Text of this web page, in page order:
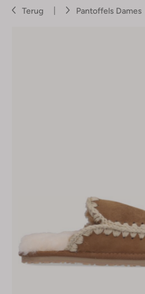
Terug Pantoffels Dames